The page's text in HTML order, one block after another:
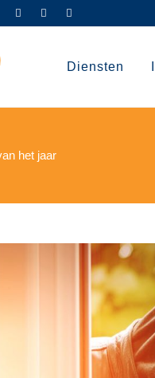
Diensten
het jaar